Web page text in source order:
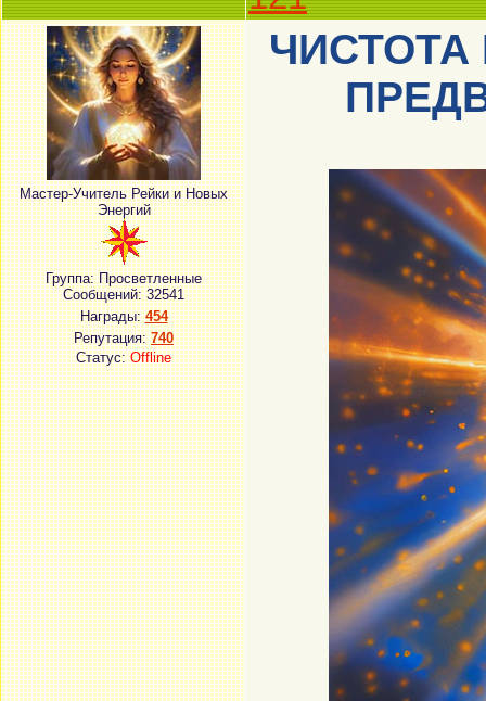
Мастер-Учитель Рейки и Новых
Энергий
Группа: Просветленные
Сообщений:32541
Награды:454
Репутация:740
Статус:Offline